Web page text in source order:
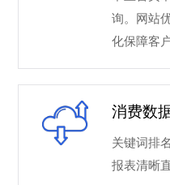
询。网站
化保障客
消费数
关键词排
报表清晰